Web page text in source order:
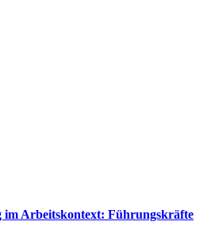
im Arbeitskontext: Führungskräfte